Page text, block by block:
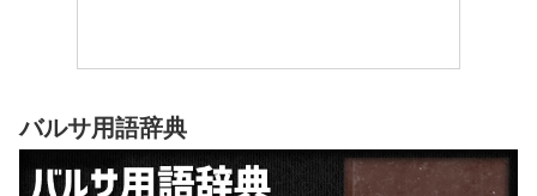
バルサ用語辞典